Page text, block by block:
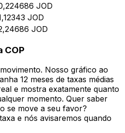
JOD
JOD
JOD
COP
Nosso gráfico ao
12 meses de taxas médias
e mostra exatamente quanto
momento. Quer saber
se move a seu favor?
e nós avisaremos quando